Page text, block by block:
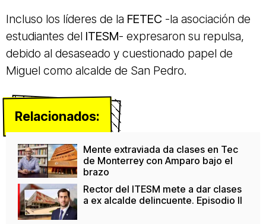
Incluso los líderes de la FETEC -la asociación de
estudiantes del ITESM- expresaron su repulsa,
debido al desaseado y cuestionado papel de
Miguel como alcalde de San Pedro.
Relacionados:
Mente extraviada da clases en Tec
de Monterrey con Amparo bajo el
brazo
Rector del ITESM mete a dar clases
a ex alcalde delincuente. Episodio II